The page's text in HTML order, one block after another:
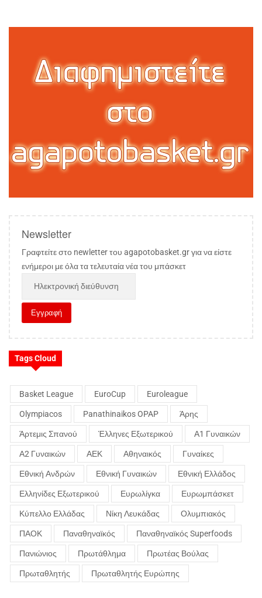
Newsletter
Γραφτείτε στο newletter του agapotobasket.gr για να είστε
ενήμεροι με όλα τα τελευταία νέα του μπάσκετ
Tags Cloud
Basket League EuroCup Euroleague
Olympiacos Panathinaikos OPAP Άρης
Άρτεμις Σπανού Έλληνες Εξωτερικού Α1 Γυναικών
Α2 Γυναικών ΑΕΚ Αθηναικός Γυναίκες
Εθνική Ανδρών Εθνική Γυναικών Εθνική Ελλάδος
Ελληνίδες Εξωτερικού Ευρωλίγκα Ευρωμπάσκετ
Κύπελλο Ελλάδας Νίκη Λευκάδας Ολυμπιακός
ΠΑΟΚ Παναθηναϊκός Παναθηναϊκός Superfoods
Πανιώνιος Πρωτάθλημα Πρωτέας Βούλας
Πρωταθλητής Πρωταθλητής Ευρώπης